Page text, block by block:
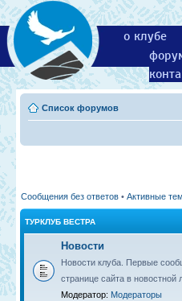
о клубе
Список форумов
Сообщения без ответов • Активные
ТУРКЛУБ ВЕСТРА
Новости
Новости клуба. Первые
странице сайта в новостной
Модератор: Модераторы